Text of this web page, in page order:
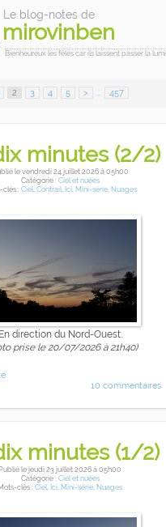
Le blog-notes de
mirovinben
Bienheureux les fêlés car ils laissent passer la
2 3 4 5 > 457
minutes (2/2)
le vendredi 24 juillet 2026à 05h00
Catégorie : Ciel et nuées
clés : Ciel,Contrail,Ici,Mini-série,Nuages
En direction du Nord-Ouest.
prise le 20/07/2026 à 21h40)
10 commentaires
minutes (1/2)
le jeudi 23 juillet 2026à 05h00
Catégorie : Ciel et nuées
clés : Ciel Ici Mini-série Nuages